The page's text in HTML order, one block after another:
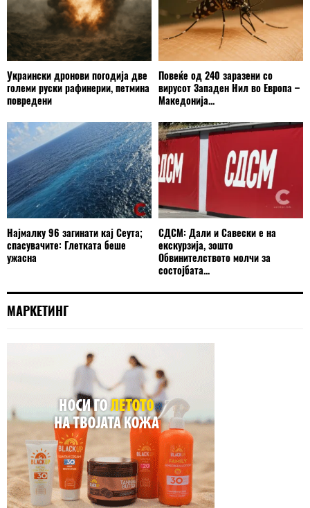
Украински дронови погодија две
големи руски рафинерии, петмина
повредени
Повеќе од 240 заразени со
вирусот Западен Нил во Европа –
Македонија...
Најмалку 96 загинати кај Сеута;
спасувачите: Глетката беше
ужасна
СДСМ: Дали и Савески е на
екскурзија, зошто
Обвинителството молчи за
состојбата...
МАРКЕТИНГ